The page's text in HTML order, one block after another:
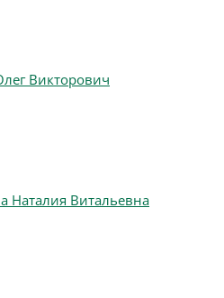
Викторович
Наталия Витальевна